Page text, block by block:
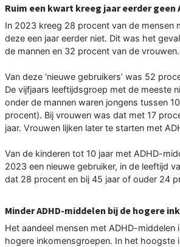
Ruim een kwart kreeg jaar eerder geen
In 2023 kreeg 28 procent van de mensen
deze een jaar eerder niet. Dit was het
de mannen en 32 procent van de vrouwen.
Van deze ‘nieuwe gebruikers’ was 52
De vijfjaars leeftijdsgroep met de meeste
onder de mannen waren jongens tussen
procent). Bij vrouwen was dat met 17
jaar. Vrouwen lijken later te starten met
Van de kinderen tot 10 jaar met ADHD-
2023 een nieuwe gebruiker, in de leeftijd
dat 28 procent en bij 45 jaar of ouder 24
Minder ADHD-middelen bij de hogere
Het aandeel mensen met ADHD-middelen
hogere inkomensgroepen. In het hoogste